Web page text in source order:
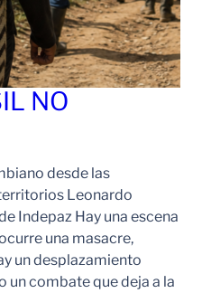
NO
desde las
Leonardo
Indepaz Hay una escena
una masacre,
un desplazamiento
un combate que deja a la